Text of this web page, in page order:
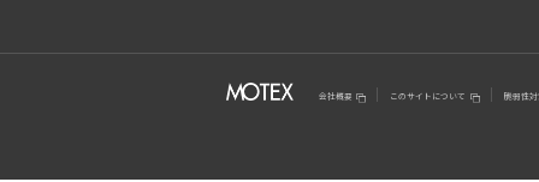
会社概要 このサイトについて 脆弱性